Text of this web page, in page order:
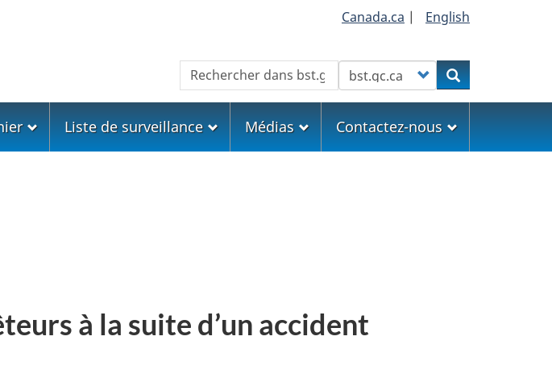
Canada.ca | English
Rechercher Customize your searchRechercher
Liste de surveillance Médias Contactez-nous
à la suite d’un accident